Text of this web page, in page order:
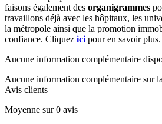
faisons également des organigrammes
travaillons déjà avec les hôpitaux, les
la métropole ainsi que la promotion
confiance. Cliquez ici pour en savoir plus.
Aucune information complémentaire
Aucune information complémentaire sur
Avis clients
Moyenne sur 0 avis